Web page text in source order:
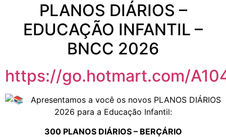
PLANOS DIÁRIOS –
EDUCAÇÃO INFANTIL –
BNCC 2026
https://go.hotmart.com/
Apresentamos a você os novos PLANOS DIÁRIOS
2026 para a Educação Infantil:
300 PLANOS DIÁRIOS – BERÇÁRIO